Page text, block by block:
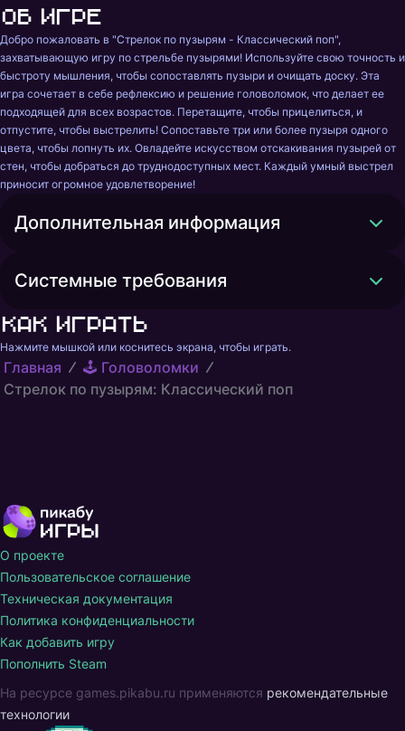
Об игре
Добро пожаловать в "Стрелок по пузырям - Классический поп",
захватывающую игру по стрельбе пузырями! Используйте свою точность и
быстроту мышления, чтобы сопоставлять пузыри и очищать доску. Эта
игра сочетает в себе рефлексию и решение головоломок, что делает ее
подходящей для всех возрастов. Перетащите, чтобы прицелиться, и
отпустите, чтобы выстрелить! Сопоставьте три или более пузыря одного
цвета, чтобы лопнуть их. Овладейте искусством отскакивания пузырей от
стен, чтобы добраться до труднодоступных мест. Каждый умный выстрел
приносит огромное удовлетворение!
Дополнительная информация
Системные требования
Как играть
Нажмите мышкой или коснитесь экрана, чтобы играть.
Главная
🕹️ Головоломки
Стрелок по пузырям: Классический поп
О проекте
Пользовательское соглашение
Техническая документация
Политика конфиденциальности
Как добавить игру
Пополнить Steam
На ресурсе games.pikabu.ru применяются рекомендательные
технологии